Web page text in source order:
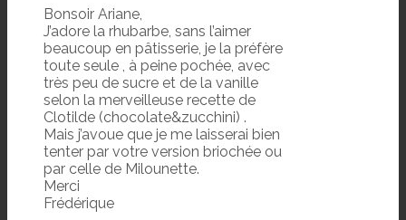
Bonsoir Ariane,
J’adore la rhubarbe, sans l’aimer
beaucoup en pâtisserie, je la préfère
toute seule , à peine pochée, avec
très peu de sucre et de la vanille
selon la merveilleuse recette de
Clotilde (chocolate&zucchini) .
Mais j’avoue que je me laisserai bien
tenter par votre version briochée ou
par celle de Milounette.
Merci
Frédérique